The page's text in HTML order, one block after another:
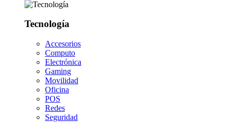
Tecnología
Accesorios
Computo
Electrónica
Gaming
Movilidad
Oficina
POS
Redes
Seguridad